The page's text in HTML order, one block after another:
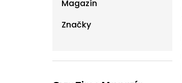
Magazín
Značky